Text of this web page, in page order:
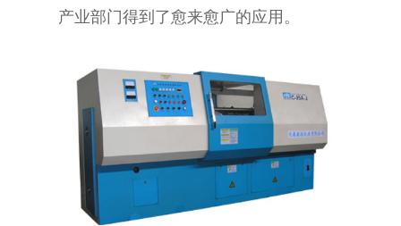
产业部门得到了愈来愈广的应用。